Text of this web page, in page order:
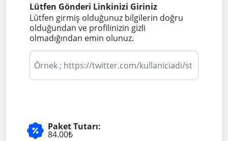
Lütfen Gönderi Linkinizi Giriniz
Lütfen girmiş olduğunuz bilgilerin doğru
olduğundan ve profilinizin gizli
olmadığından emin olunuz.
Paket Tutarı:
84.00₺